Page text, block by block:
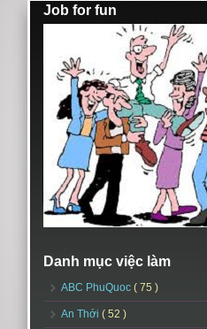
Job for fun
Danh mục việc làm
ABC PhuQuoc ( 75 )
An Thới ( 52 )